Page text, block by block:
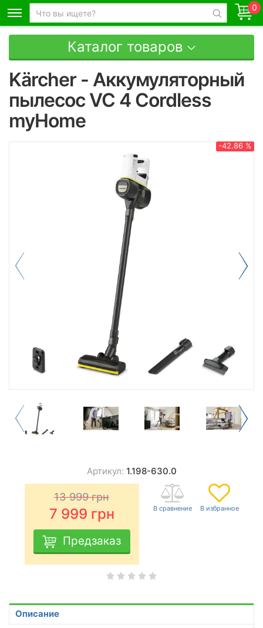
0
Каталог товаров
Kärcher - Аккумуляторный
пылесос VC 4 Cordless
myHome
-42.86 %
Артикул: 1.198-630.0
13 999грн
7 999 грн
Предзаказ
Описание